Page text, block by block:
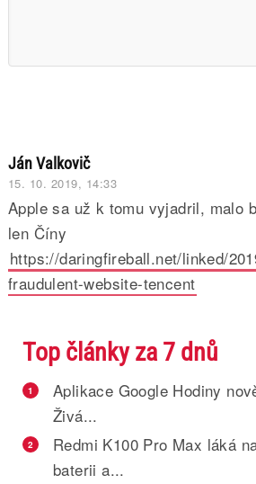
Ján Valkovič
15. 10. 2019, 14:33
Apple sa už k tomu vyjadril, malo
len Číny
https://daringfireball.net/linked/
fraudulent-website-tencent
Top články za 7 dnů
1
Aplikace Google Hodiny
Živá...
2
Redmi K100 Pro Max láká
baterii a...